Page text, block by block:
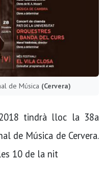
de Música (Cervera)
tindrà lloc la 38a
de Música de Cervera.
10 de la nit